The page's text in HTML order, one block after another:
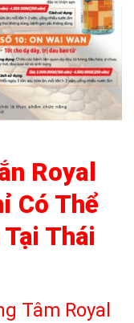
Royal
Có Thể
Thái
Tâm Royal